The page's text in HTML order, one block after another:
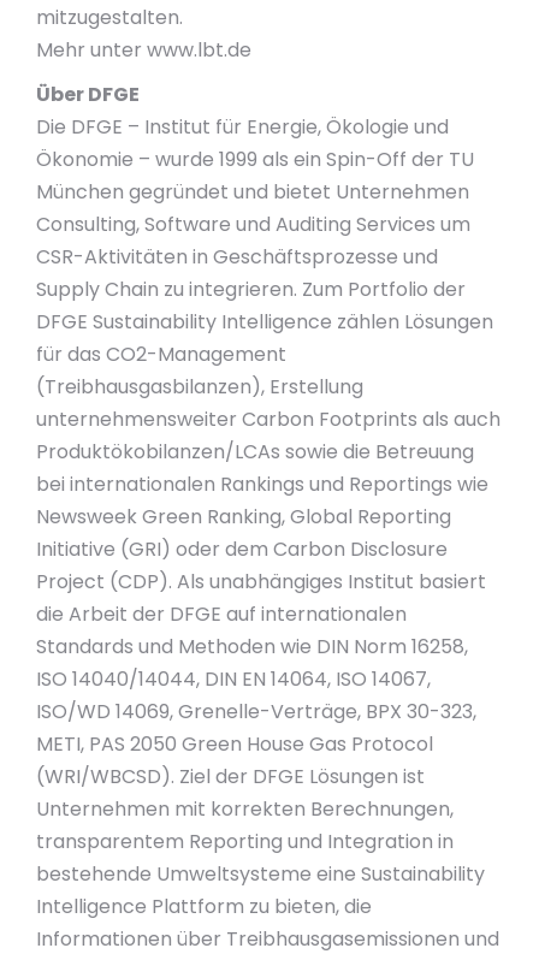
mitzugestalten.
Mehr unter www.lbt.de
Über DFGE
Die DFGE – Institut für Energie, Ökologie und
Ökonomie – wurde 1999 als ein Spin-Off der TU
München gegründet und bietet Unternehmen
Consulting, Software und Auditing Services um
CSR-Aktivitäten in Geschäftsprozesse und
Supply Chain zu integrieren. Zum Portfolio der
DFGE Sustainability Intelligence zählen Lösungen
für das CO2-Management
(Treibhausgasbilanzen), Erstellung
unternehmensweiter Carbon Footprints als auch
Produktökobilanzen/LCAs sowie die Betreuung
bei internationalen Rankings und Reportings wie
Newsweek Green Ranking, Global Reporting
Initiative (GRI) oder dem Carbon Disclosure
Project (CDP). Als unabhängiges Institut basiert
die Arbeit der DFGE auf internationalen
Standards und Methoden wie DIN Norm 16258,
ISO 14040/14044, DIN EN 14064, ISO 14067,
ISO/WD 14069, Grenelle-Verträge, BPX 30-323,
METI, PAS 2050 Green House Gas Protocol
(WRI/WBCSD). Ziel der DFGE Lösungen ist
Unternehmen mit korrekten Berechnungen,
transparentem Reporting und Integration in
bestehende Umweltsysteme eine Sustainability
Intelligence Plattform zu bieten, die
Informationen über Treibhausgasemissionen und